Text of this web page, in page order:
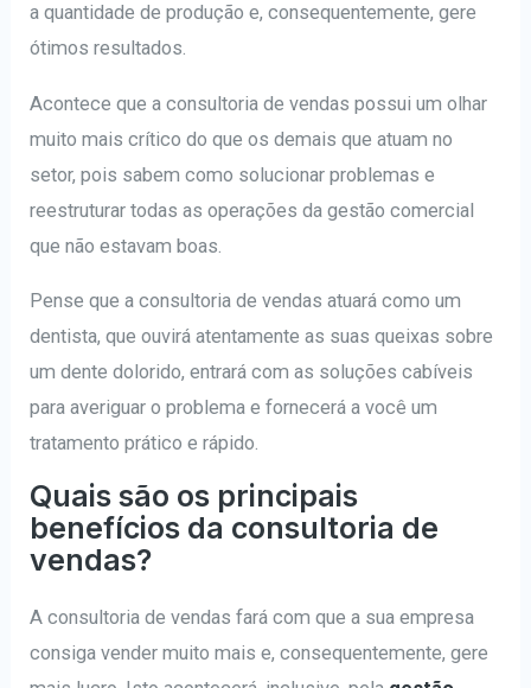
a quantidade de produção e, consequentemente, gere
ótimos resultados.
Acontece que a consultoria de vendas possui um olhar
muito mais crítico do que os demais que atuam no
setor, pois sabem como solucionar problemas e
reestruturar todas as operações da gestão comercial
que não estavam boas.
Pense que a consultoria de vendas atuará como um
dentista, que ouvirá atentamente as suas queixas sobre
um dente dolorido, entrará com as soluções cabíveis
para averiguar o problema e fornecerá a você um
tratamento prático e rápido.
Quais são os principais
benefícios da consultoria de
vendas?
A consultoria de vendas fará com que a sua empresa
consiga vender muito mais e, consequentemente, gere